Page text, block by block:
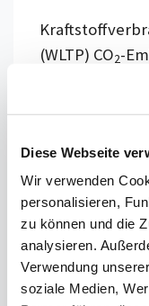
Diese Webseite
Wir verwenden
personalisieren,
zu können und die
analysieren.
Verwendung
soziale Medien,
(WLTP) CO2-
Details anzeigen